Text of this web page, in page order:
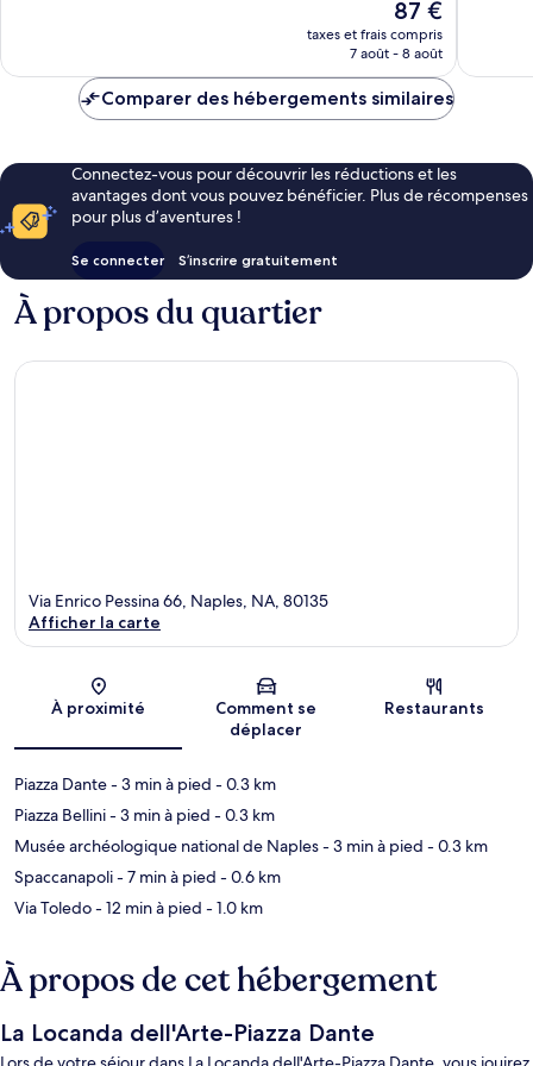
Le
nouveau
prix
de
87 €
taxes et frais compris
7 août - 8 août
Comparer des hébergements similaires
Connectez-vous pour découvrir les réductions et les
avantages dont vous pouvez bénéficier. Plus de récompenses
pour plus d’aventures !
Se connecter S’inscrire gratuitement
À propos du quartier
Carte
Via Enrico Pessina 66, Naples, NA, 80135
Afficher la carte
À proximité
Comment se
déplacer
Restaurants
Piazza Dante- 3 min à pied - 0.3 km
Piazza Bellini- 3 min à pied - 0.3 km
Musée archéologique national de Naples- 3 min à pied - 0.3 km
Spaccanapoli- 7 min à pied - 0.6 km
Via Toledo- 12 min à pied - 1.0 km
À propos de cet hébergement
La Locanda dell'Arte-Piazza Dante